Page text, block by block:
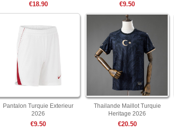
€18.90 €9.50
Pantalon Turquie Exterieur
2026
€9.50
Thailande Maillot Turquie
Heritage 2026
€20.50